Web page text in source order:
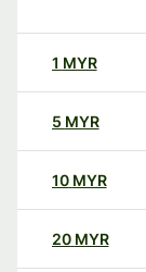
1 MYR
5 MYR
10 MYR
20 MYR